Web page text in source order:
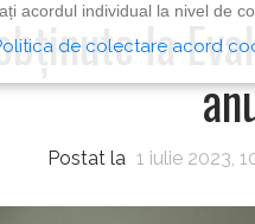
la
Postat la 1 iulie 2023,
acordul individual la nivel de
de colectare acord